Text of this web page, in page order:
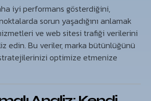
iyi performans gösterdiğini,
sorun yaşadığını anlamak
ve web sitesi trafiği verilerini
edin. Bu veriler, marka bütünlüğünü
optimize etmenize